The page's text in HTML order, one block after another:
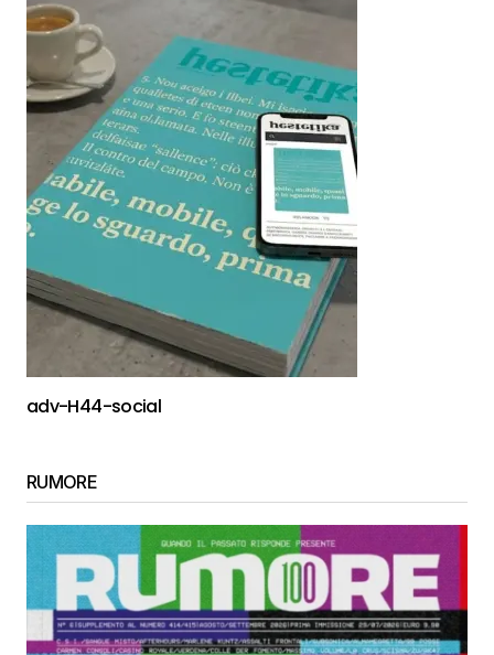
adv-H44-social
RUMORE